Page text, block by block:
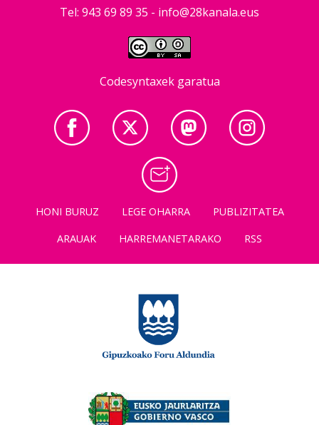
Tel: 943 69 89 35 - info@28kanala.eus
Codesyntaxek garatua
HONI BURUZ LEGE OHARRA
PUBLIZITATEA
ARAUAK
HARREMANETARAKO RSS